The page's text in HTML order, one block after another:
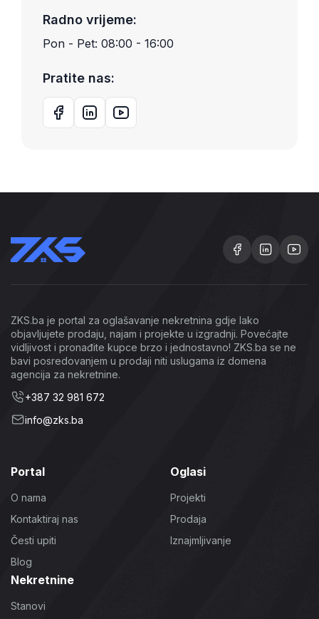
Radno vrijeme:
Pon - Pet: 08:00 - 16:00
Pratite nas:
ZKS.ba je portal za oglašavanje nekretnina gdje lako
objavljujete prodaju, najam i projekte u izgradnji. Povećajte
vidljivost i pronađite kupce brzo i jednostavno! ZKS.ba se ne
bavi posredovanjem u prodaji niti uslugama iz domena
agencija za nekretnine.
+387 32 981 672
info@zks.ba
Portal
O nama
Kontaktiraj nas
Česti upiti
Blog
Oglasi
Projekti
Prodaja
Iznajmljivanje
Nekretnine
Stanovi